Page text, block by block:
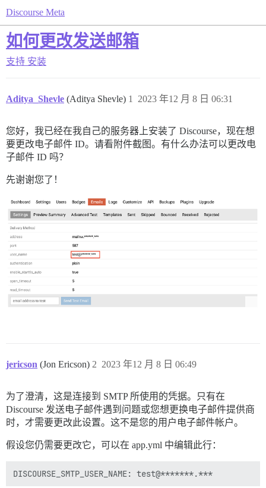
Discourse Meta
如何更改发送邮箱
支持 安装
Aditya_Shevle (Aditya Shevle) 2023 年12 月 8 日 06:31
1
您好，我已经在我自己的服务器上安装了 Discourse，现在想
要更改电子邮件 ID。请看附件截图。有什么办法可以更改电
子邮件 ID 吗？
先谢谢您了！
jericson (Jon Ericson) 2023 年12 月 8 日 06:49
2
为了澄清，这是连接到 SMTP 所使用的凭据。只有在
Discourse 发送电子邮件遇到问题或您想更换电子邮件提供商
时，才需要更改此设置。这不是您的用户电子邮件帐户。
假设您仍需要更改它，可以在 app.yml 中编辑此行：